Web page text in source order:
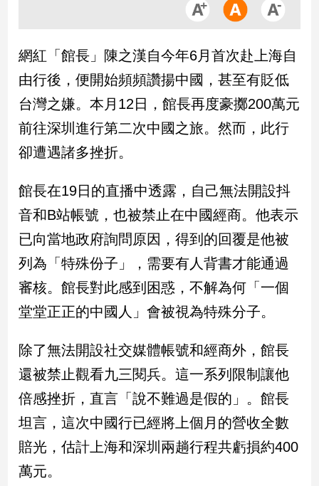
政
治
政
治
焦
品
點
民
調
國
會
點
觀
兩
岸/
國
際
會/
網紅「館長」陳之漢自今年6月首次赴上海自
由行後，便開始頻頻讚揚中國，甚至有貶低
台灣之嫌。本月12日，館長再度豪擲200萬元
前往深圳進行第二次中國之旅。然而，此行
卻遭遇諸多挫折。
館長在19日的直播中透露，自己無法開設抖
音和B站帳號，也被禁止在中國經商。他表示
已向當地政府詢問原因，得到的回覆是他被
列為「特殊份子」，需要有人背書才能通過
審核。館長對此感到困惑，不解為何「一個
堂堂正正的中國人」會被視為特殊分子。
除了無法開設社交媒體帳號和經商外，館長
還被禁止觀看九三閱兵。這一系列限制讓他
倍感挫折，直言「說不難過是假的」。館長
坦言，這次中國行已經將上個月的營收全數
賠光，估計上海和深圳兩趟行程共虧損約400
萬元。